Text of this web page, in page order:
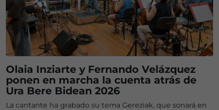
Olaia Inziarte y Fernando Velázquez
ponen en marcha la cuenta atrás de
Ura Bere Bidean 2026
La cantante ha grabado su tema Gereziak, que sonará en